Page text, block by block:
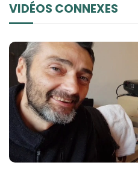
VIDÉOS CONNEXES